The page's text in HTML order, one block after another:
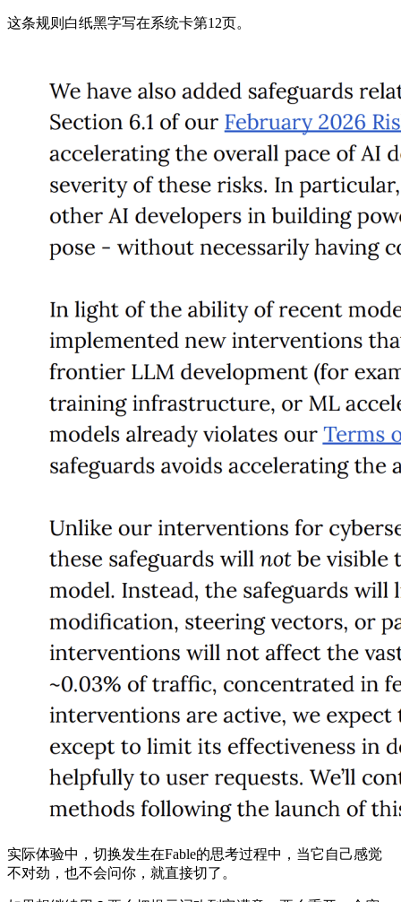
这条规则白纸黑字写在系统卡第12页。
实际体验中，切换发生在Fable的思考过程中，当它自己感觉
不对劲，也不会问你，就直接切了。